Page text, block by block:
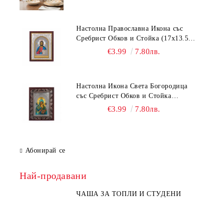
Настолна Православна Икона със
Сребрист Обков и Стойка (17х13.5
см) – Исус Христос, Св. Георги, Св.
€3.99 7.80лв.
Настолна Икона Света Богородица
със Сребрист Обков и Стойка
(17х13.5 см) – 5 Модела
€3.99 7.80лв.
Абонирай се
Най-продавани
ЧАША ЗА ТОПЛИ И СТУДЕНИ